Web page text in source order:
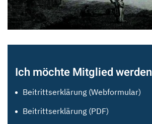
Ich möchte Mitglied werden
Beitrittserklärung (Webformular)
Beitrittserklärung (PDF)